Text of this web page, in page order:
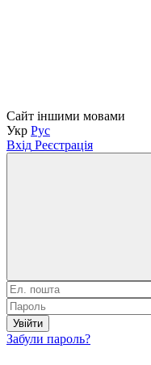
Сайт іншими мовами
Укр Рус
Вхід Реєстрація
Увійти
Забули пароль?